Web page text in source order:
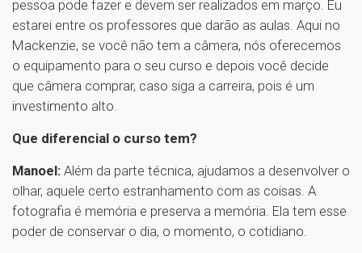
pessoa pode fazer e devem ser realizados em março. Eu
estarei entre os professores que darão as aulas. Aqui no
Mackenzie, se você não tem a câmera, nós oferecemos
o equipamento para o seu curso e depois você decide
que câmera comprar, caso siga a carreira, pois é um
investimento alto.
Que diferencial o curso tem?
Manoel: Além da parte técnica, ajudamos a desenvolver o
olhar, aquele certo estranhamento com as coisas. A
fotografia é memória e preserva a memória. Ela tem esse
poder de conservar o dia, o momento, o cotidiano.